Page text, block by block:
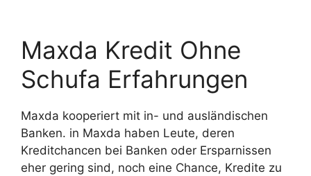
Maxda Kredit Ohne
Schufa Erfahrungen
Maxda kooperiert mit in- und ausländischen
Banken. in Maxda haben Leute, deren
Kreditchancen bei Banken oder Ersparnissen
eher gering sind, noch eine Chance, Kredite zu